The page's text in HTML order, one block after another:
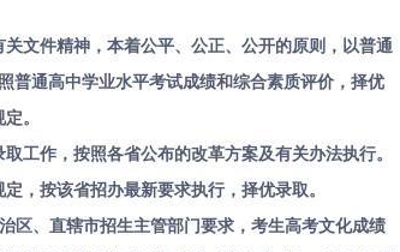
文件精神，本着公平、公正、公开的原则，以普通
普通高中学业水平考试成绩和综合素质评价，择优
。
工作，按照各省公布的改革方案及有关办法执行。
，按该省招办最新要求执行，择优录取。
区、直辖市招生主管部门要求，考生高考文化成绩